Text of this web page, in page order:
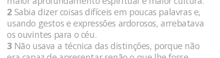
2 Sabia dizer coisas difíceis em poucas palavras e,
usando gestos e expressões ardorosos, arrebatava
os ouvintes para o céu.
3 Não usava a técnica das distinções, porque não